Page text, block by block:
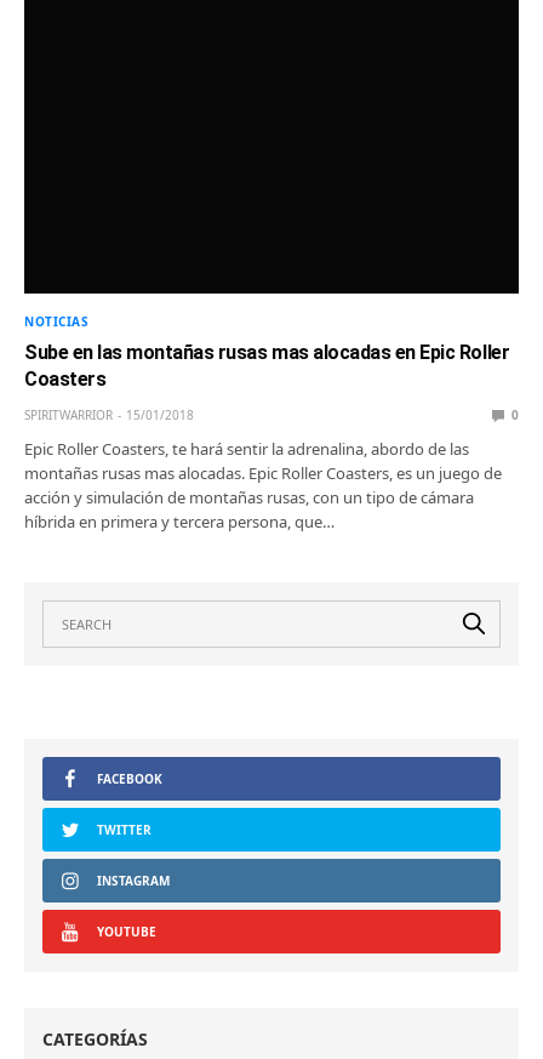
NOTICIAS
Sube en las montañas rusas mas alocadas en Epic Roller
Coasters
SPIRITWARRIOR 15/01/2018 0
Epic Roller Coasters, te hará sentir la adrenalina, abordo de las
montañas rusas mas alocadas. Epic Roller Coasters, es un juego de
acción y simulación de montañas rusas, con un tipo de cámara
híbrida en primera y tercera persona, que…
FACEBOOK
TWITTER
INSTAGRAM
YOUTUBE
CATEGORÍAS